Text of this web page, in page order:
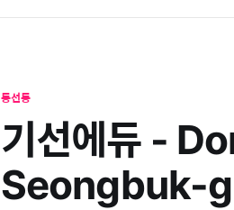
동선동
기선에듀 -
Seongbuk-